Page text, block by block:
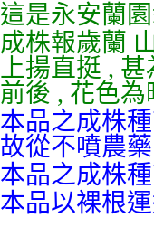
這是永安蘭
成株報歲蘭
上揚直挺 ,
前後 , 花色
本品之成株
故從不噴農
本品之成株
本品以裸根